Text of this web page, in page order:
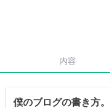
内容
僕のブログの書き方